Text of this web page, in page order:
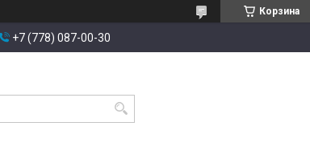
Корзина
+7 (778) 087-00-30